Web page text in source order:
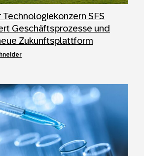
Technologiekonzern SFS
Geschäftsprozesse und
Zukunftsplattform